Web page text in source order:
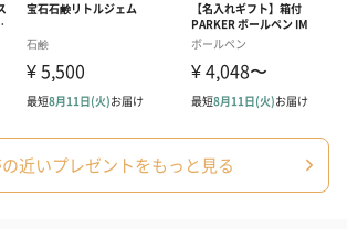
近いプレゼントをもっと見る